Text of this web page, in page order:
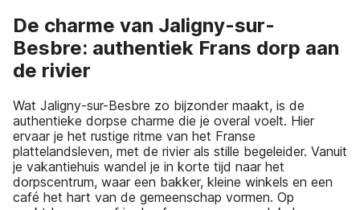
De charme van Jaligny-sur-
Besbre: authentiek Frans dorp aan
de rivier
Wat Jaligny-sur-Besbre zo bijzonder maakt, is de
authentieke dorpse charme die je overal voelt. Hier
ervaar je het rustige ritme van het Franse
plattelandsleven, met de rivier als stille begeleider. Vanuit
je vakantiehuis wandel je in korte tijd naar het
dorpscentrum, waar een bakker, kleine winkels en een
café het hart van de gemeenschap vormen. Op